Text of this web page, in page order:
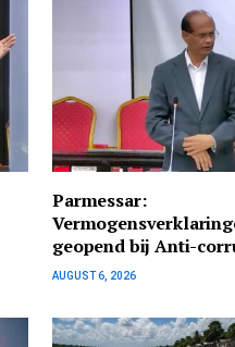
Parmessar:
geopend bij Anti-
AUGUST 6, 2026